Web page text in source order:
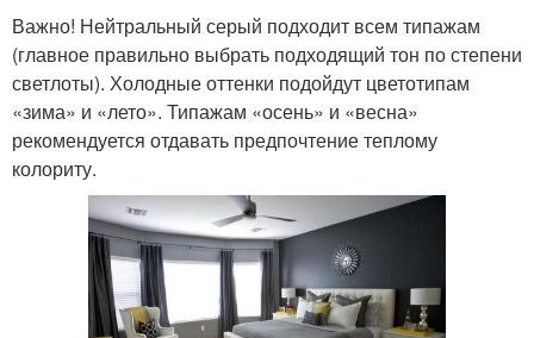
Важно! Нейтральный серый подходит всем типажам
(главное правильно выбрать подходящий тон по степени
светлоты). Холодные оттенки подойдут цветотипам
«зима» и «лето». Типажам «осень» и «весна»
рекомендуется отдавать предпочтение теплому
колориту.